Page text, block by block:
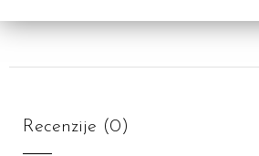
Recenzije (0)